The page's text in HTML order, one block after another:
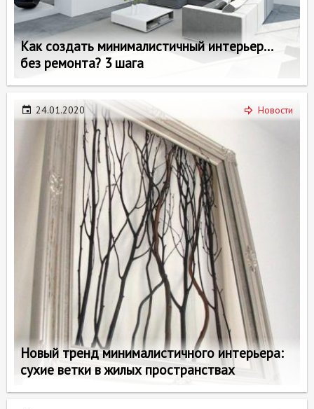
Как создать минималистичный интерьер...
без ремонта? 3 шага
24.01.2020 Новости
Новый тренд минималистичного интерьера:
сухие ветки в жилых пространствах